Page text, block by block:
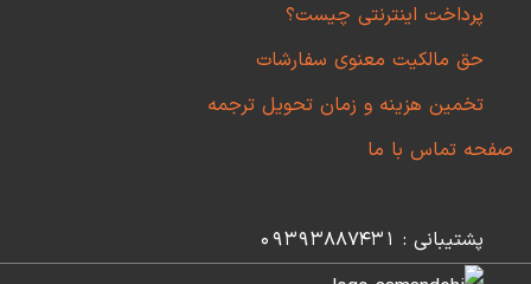
پرداخت اینترنتی چیست؟
حق مالکیت معنوی سفارشات
تخمین هزینه و زمان تحویل ترجمه
صفحه تماس با ما
پشتیبانی : 09393887431